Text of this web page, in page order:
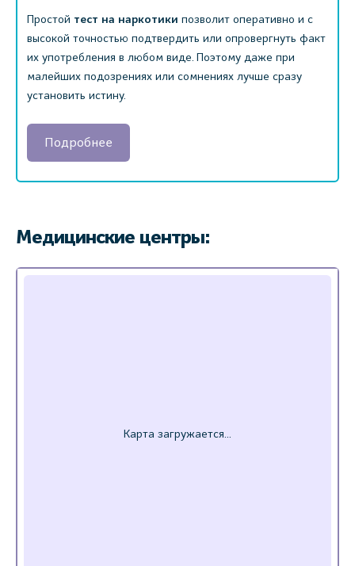
Простой тест на наркотики позволит оперативно и с
высокой точностью подтвердить или опровергнуть факт
их употребления в любом виде. Поэтому даже при
малейших подозрениях или сомнениях лучше сразу
установить истину.
Подробнее
Медицинские центры: